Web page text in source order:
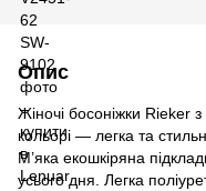
Опис
Жіночі босоніжки Rieker
кольорі — легка та
М’яка екошкіряна
усього дня. Легка